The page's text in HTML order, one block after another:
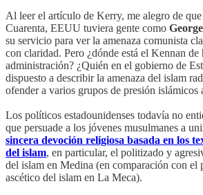
Al leer el artículo de Kerry, me alegro de
Cuarenta, EEUU tuviera gente como
su servicio para ver la amenaza comunista
con claridad. Pero ¿dónde está el Kennan de
administración? ¿Quién en el gobierno de
dispuesto a describir la amenaza del islam
ofender a varios grupos de presión islámicos
Los políticos estadounidenses todavía no
que persuade a los jóvenes musulmanes a
sincera devoción religiosa basada en los
del islam, en particular, el politizado y
del islam en Medina (en comparación con el
ascético del islam en La Meca).